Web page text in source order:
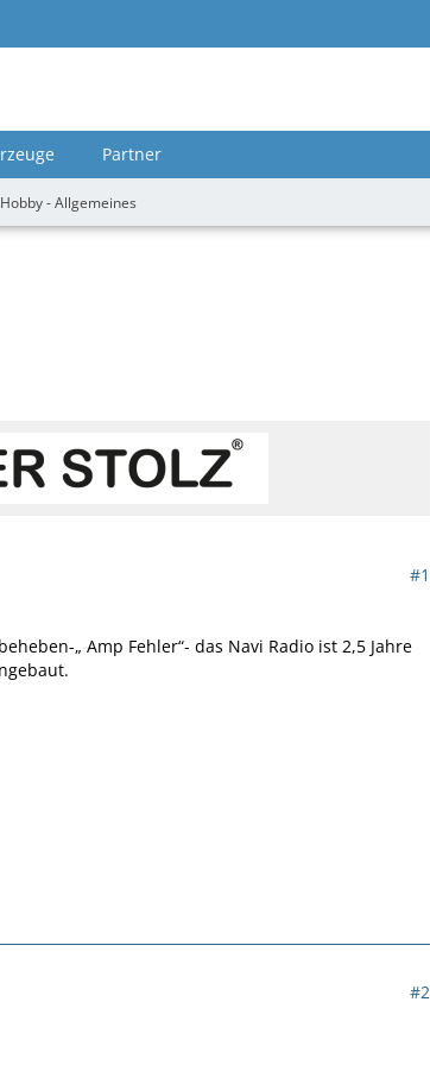
Partner
Hobby - Allgemeines
#1
„ Amp Fehler“- das Navi Radio ist 2,5 Jahre
#2